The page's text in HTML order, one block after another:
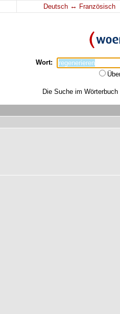
Deutsch ↔ Französisch
Wort:
Die Suche im